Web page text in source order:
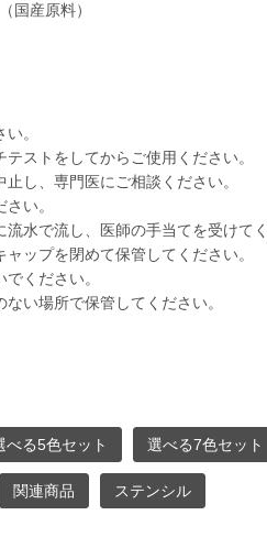
国産原料）
。
ストをしてからご使用ください。
し、専門医にご相談ください。
い。
水で流し、医師の手当てを受けてく
ップを閉めて保管してください。
ください。
い場所で保管してください。
べる5色セット 選べる7色セット
関連商品 ステンシル